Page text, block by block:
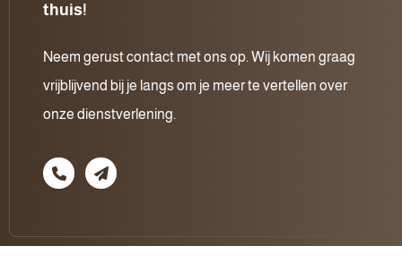
thuis!
Neem gerust contact met ons op. Wij komen graag
vrijblijvend bij je langs om je meer te vertellen over
onze dienstverlening.